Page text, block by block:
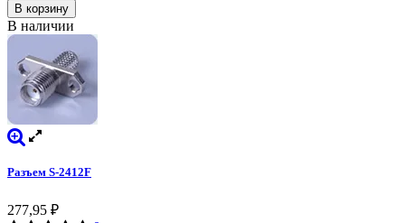
В корзину
В наличии
Разъем S-2412F
277,95 ₽